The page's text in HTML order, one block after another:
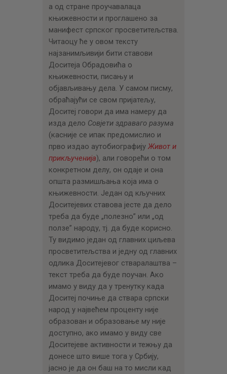
а од стране проучавалаца
књижевности и проглашено за
манифест српског просветитељства.
Читаоцу ће у овом тексту
најзанимљивији бити ставови
Доситеја Обрадовића о
књижевности, писању и
објављивању дела. У самом писму,
обраћајући се свом пријатељу,
Доситеј говори да има намеру да
изда дело Совјети здраваго разума
(касније се ипак предомислио и
прво издао аутобиографију Живот и
прикљученија), али говорећи о том
конкретном делу, он одаје и она
општа размишљања која има о
књижевности. Један од кључних
Доситејевих ставова јесте да дело
треба да буде „полезно” или „од
ползе” народу, тј. да буде корисно.
Ту видимо један од главних циљева
просветитељства и једну од главних
одлика Доситејевог стваралаштва –
текст треба да буде поучан. Ако
имамо у виду да у тренутку када
Доситеј почиње да ствара српски
народ у највећем проценту није
образован и образовање му није
доступно, ако имамо у виду све
Доситејеве активности и тежњу да
донесе што више тога у Србију,
јасно је да он баш на то мисли кад